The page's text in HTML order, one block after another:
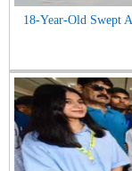
18-Year-Old Swept